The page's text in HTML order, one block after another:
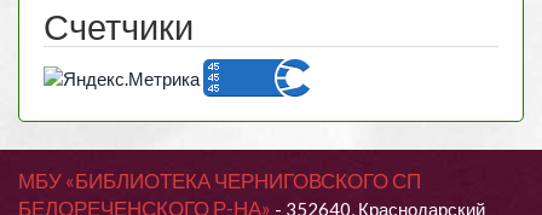
Счетчики
МБУ «БИБЛИОТЕКА ЧЕРНИГОВСКОГО СП
БЕЛОРЕЧЕНСКОГО Р-НА» - 352640, Краснодарский